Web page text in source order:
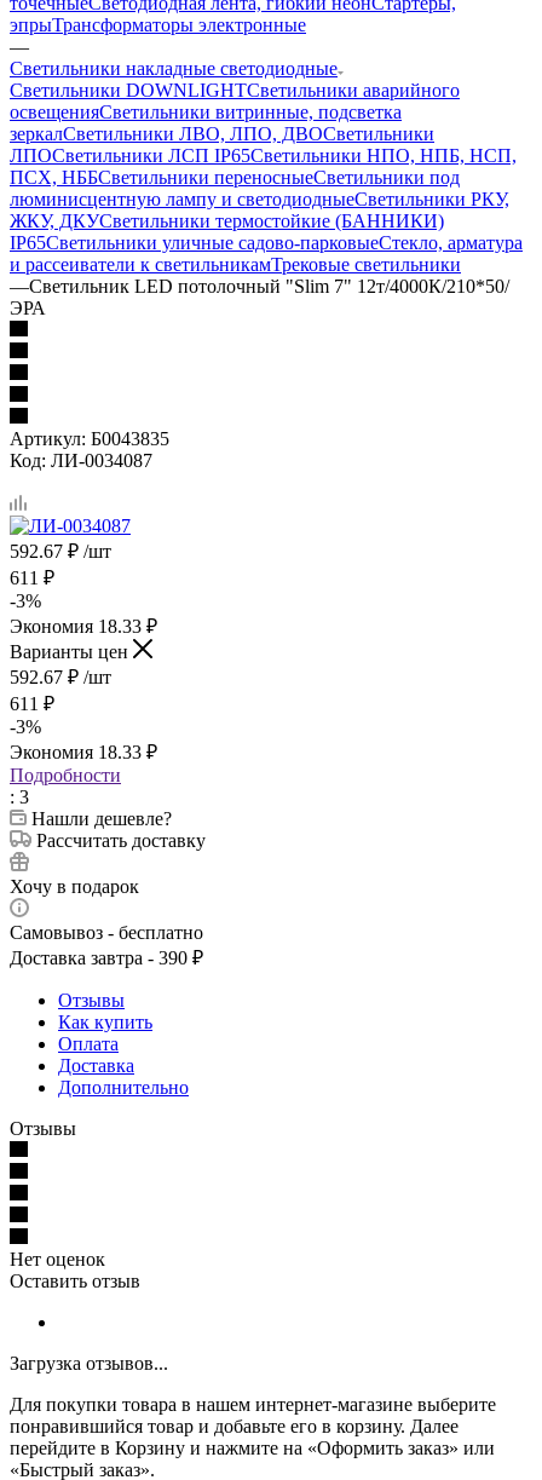
эпрыТрансформаторы электронные
—
Светильники накладные светодиодные
Светильники DOWNLIGHTСветильники аварийного
освещенияСветильники витринные, подсветка
зеркалСветильники ЛВО, ЛПО, ДВОСветильники
ЛПОСветильники ЛСП IP65Светильники НПО, НПБ, НСП,
ПСХ, НББСветильники переносныеСветильники под
люминисцентную лампу и светодиодныеСветильники РКУ,
ЖКУ, ДКУСветильники термостойкие (БАННИКИ)
IP65Светильники уличные садово-парковыеСтекло, арматура
и рассеиватели к светильникамТрековые светильники
—Светильник LED потолочный "Slim 7" 12т/4000К/210*50/
ЭРА
Артикул: Б0043835
Код: ЛИ-0034087
592.67 ₽ /шт
611 ₽
-3%
Экономия 18.33 ₽
Варианты цен
592.67 ₽ /шт
611 ₽
-3%
Экономия 18.33 ₽
Подробности
: 3
Нашли дешевле?
Рассчитать доставку
Хочу в подарок
Самовывоз - бесплатно
Доставка завтра - 390 ₽
Отзывы
Как купить
Оплата
Доставка
Дополнительно
Отзывы
Нет оценок
Оставить отзыв
Загрузка отзывов...
Для покупки товара в нашем интернет-магазине выберите
понравившийся товар и добавьте его в корзину. Далее
перейдите в Корзину и нажмите на «Оформить заказ» или
«Быстрый заказ».